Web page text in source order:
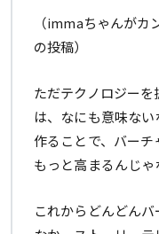
（immaちゃんが
の投稿）
ただテクノロジー
は、なにも意味な
作ることで、バー
もっと高まるんじゃ
これからどんどん